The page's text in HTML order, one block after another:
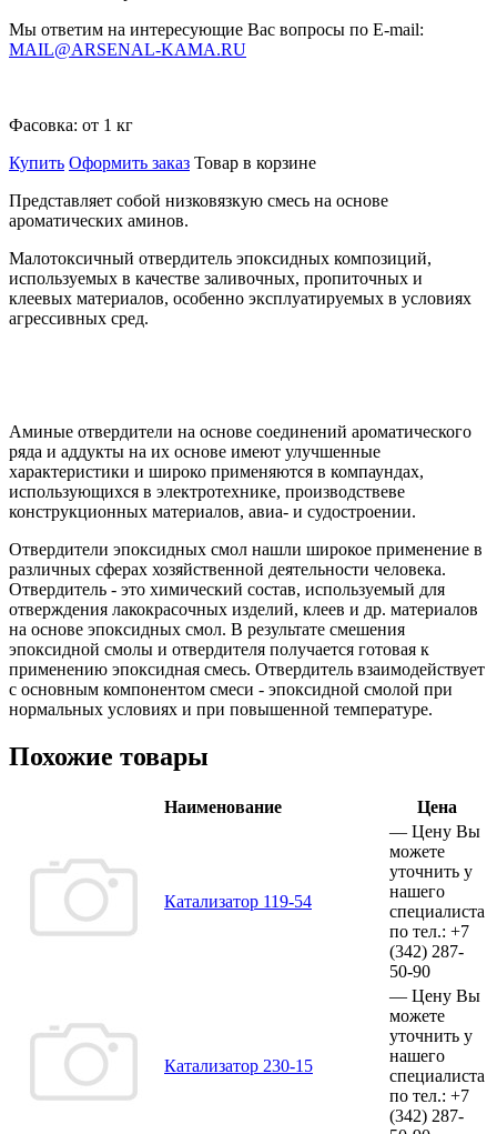
Мы ответим на интересующие Вас вопросы по E-mail:
MAIL@ARSENAL-KAMA.RU
Фасовка: от 1 кг
Купить Оформить заказ Товар в корзине
Представляет собой низковязкую смесь на основе
ароматических аминов.
Малотоксичный отвердитель эпоксидных композиций,
используемых в качестве заливочных, пропиточных и
клеевых материалов, особенно эксплуатируемых в условиях
агрессивных сред.
Аминые отвердители на основе соединений ароматического
ряда и аддукты на их основе имеют улучшенные
характеристики и широко применяются в компаундах,
использующихся в электротехнике, производствеве
конструкционных материалов, авиа- и судостроении.
Отвердители эпоксидных смол нашли широкое применение в
различных сферах хозяйственной деятельности человека.
Отвердитель - это химический состав, используемый для
отверждения лакокрасочных изделий, клеев и др. материалов
на основе эпоксидных смол. В результате смешения
эпоксидной смолы и отвердителя получается готовая к
применению эпоксидная смесь. Отвердитель взаимодействует
с основным компонентом смеси - эпоксидной смолой при
нормальных условиях и при повышенной температуре.
Похожие товары
Наименование Цена
Катализатор 119-54
— Цену Вы
можете
уточнить у
нашего
специалиста
по тел.: +7
(342) 287-
50-90
Катализатор 230-15
— Цену Вы
можете
уточнить у
нашего
специалиста
по тел.: +7
(342) 287-